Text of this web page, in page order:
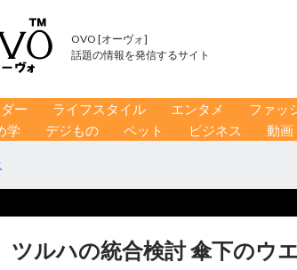
OVO [オーヴォ]
話題の情報を発信するサイト
ー ライフスタイル エンタメ ファッ
学 デジもの ペット ビジネス 動画
ツルハの統合検討 傘下のウ